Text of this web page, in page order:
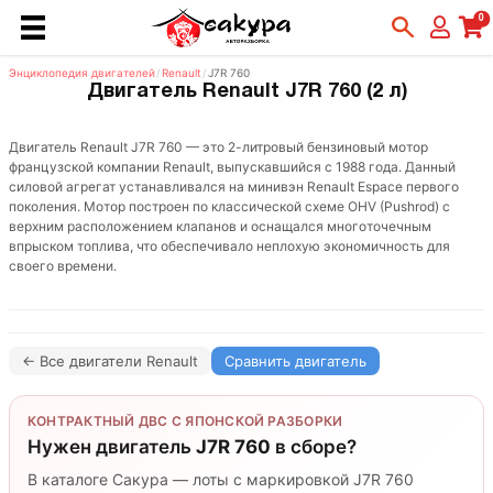
0
Энциклопедия двигателей/ Renault /J7R 760
Двигатель Renault J7R 760 (2 л)
Двигатель Renault J7R 760 — это 2-литровый бензиновый мотор
французской компании Renault, выпускавшийся с 1988 года. Данный
силовой агрегат устанавливался на минивэн Renault Espace первого
поколения. Мотор построен по классической схеме OHV (Pushrod) с
верхним расположением клапанов и оснащался многоточечным
впрыском топлива, что обеспечивало неплохую экономичность для
своего времени.
← Все двигатели Renault Сравнить двигатель
КОНТРАКТНЫЙ ДВС С ЯПОНСКОЙ РАЗБОРКИ
Нужен двигатель J7R 760 в сборе?
В каталоге Сакура — лоты с маркировкой J7R 760